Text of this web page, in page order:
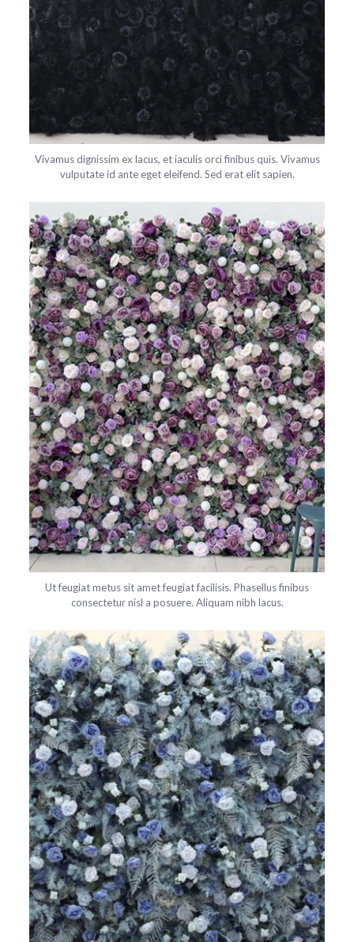
Vivamus dignissim ex lacus, et iaculis orci finibus quis. Vivamus
vulputate id ante eget eleifend. Sed erat elit sapien.
Ut feugiat metus sit amet feugiat facilisis. Phasellus finibus
consectetur nisl a posuere. Aliquam nibh lacus.